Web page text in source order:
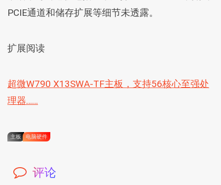
PCIE通道和储存扩展等细节未透露。
扩展阅读
超微W790 X13SWA-TF主板，支持56核心至强处
理器……
主板 电脑硬件
评论